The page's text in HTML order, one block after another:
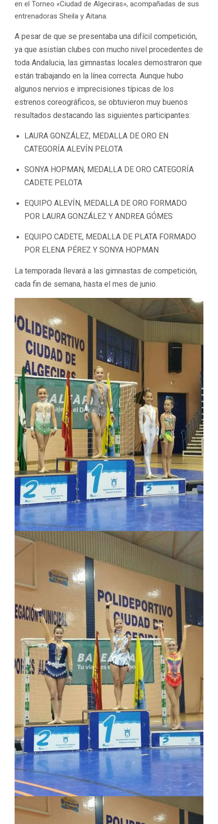
en el Torneo «Ciudad de Algeciras», acompañadas de sus
entrenadoras Sheila y Aitana.
A pesar de que se presentaba una difícil competición,
ya que asistían clubes con mucho nivel procedentes de
toda Andalucia, las gimnastas locales demostraron que
están trabajando en la línea correcta. Aunque hubo
algunos nervios e imprecisiones típicas de los
estrenos coreográficos, se obtuvieron muy buenos
resultados destacando las siguientes participantes:
LAURA GONZÁLEZ, MEDALLA DE ORO EN
CATEGORÍA ALEVÍN PELOTA
SONYA HOPMAN, MEDALLA DE ORO CATEGORÍA
CADETE PELOTA
EQUIPO ALEVÍN, MEDALLA DE ORO FORMADO
POR LAURA GONZÁLEZ Y ANDREA GÓMES
EQUIPO CADETE, MEDALLA DE PLATA FORMADO
POR ELENA PÉREZ Y SONYA HOPMAN
La temporada llevará a las gimnastas de competición,
cada fin de semana, hasta el mes de junio.